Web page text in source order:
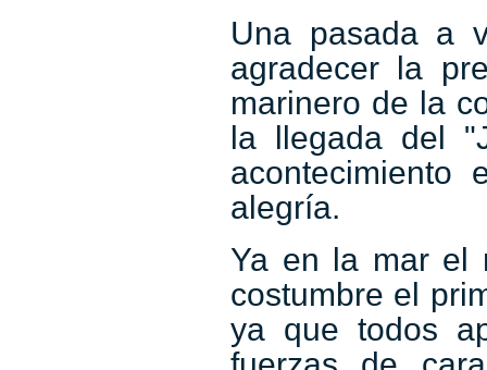
Una pasada a
agradecer la
marinero de la
la llegada del
acontecimiento
alegría.
Ya en la mar el
costumbre el
ya que todos